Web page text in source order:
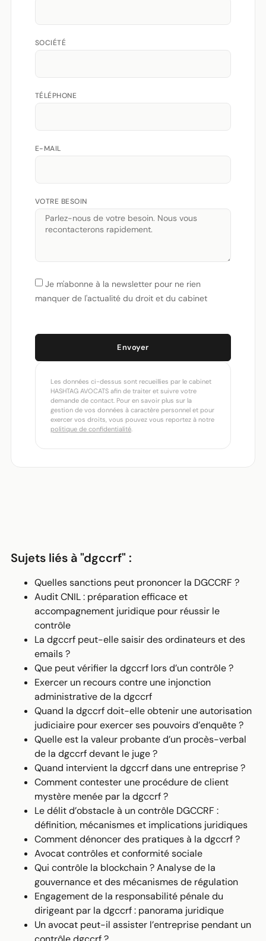
SOCIÉTÉ
TÉLÉPHONE
E-MAIL
VOTRE BESOIN
Je m'abonne à la newsletter pour ne rien
manquer de l'actualité du droit et du cabinet
Envoyer
Les données ci-dessus sont recueillies par le cabinet
HASHTAG AVOCATS afin de traiter et suivre votre
demande de contact. Pour en savoir plus sur la
gestion de vos données à caractère personnel et pour
exercer vos droits, vous pouvez vous reportez à notre
politique de confidentialité.
Sujets liés à "dgccrf" :
Quelles sanctions peut prononcer la DGCCRF ?
Audit CNIL : préparation efficace et
accompagnement juridique pour réussir le
contrôle
La dgccrf peut-elle saisir des ordinateurs et des
emails ?
Que peut vérifier la dgccrf lors d’un contrôle ?
Exercer un recours contre une injonction
administrative de la dgccrf
Quand la dgccrf doit-elle obtenir une autorisation
judiciaire pour exercer ses pouvoirs d’enquête ?
Quelle est la valeur probante d’un procès-verbal
de la dgccrf devant le juge ?
Quand intervient la dgccrf dans une entreprise ?
Comment contester une procédure de client
mystère menée par la dgccrf ?
Le délit d’obstacle à un contrôle DGCCRF :
définition, mécanismes et implications juridiques
Comment dénoncer des pratiques à la dgccrf ?
Avocat contrôles et conformité sociale
Qui contrôle la blockchain ? Analyse de la
gouvernance et des mécanismes de régulation
Engagement de la responsabilité pénale du
dirigeant par la dgccrf : panorama juridique
Un avocat peut-il assister l’entreprise pendant un